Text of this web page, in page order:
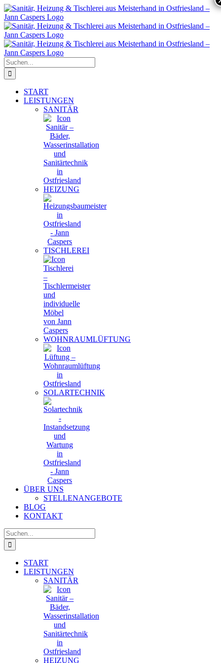
Zum
Inhalt
springen
Suche
nach:
START
LEISTUNGEN
SANITÄR
HEIZUNG
TISCHLEREI
WOHNRAUMLÜFTUNG
SOLARTECHNIK
ÜBER UNS
STELLENANGEBOTE
BLOG
KONTAKT
Suche
nach:
START
LEISTUNGEN
SANITÄR
HEIZUNG